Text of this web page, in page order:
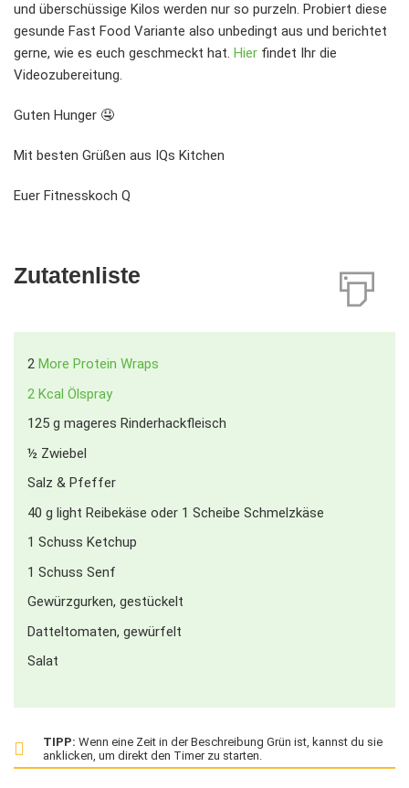
und überschüssige Kilos werden nur so purzeln. Probiert diese
gesunde Fast Food Variante also unbedingt aus und berichtet
gerne, wie es euch geschmeckt hat. Hier findet Ihr die
Videozubereitung.
Guten Hunger 🤤
Mit besten Grüßen aus IQs Kitchen
Euer Fitnesskoch Q
Zutatenliste
2 More Protein Wraps
2 Kcal Ölspray
125 g mageres Rinderhackfleisch
½ Zwiebel
Salz & Pfeffer
40 g light Reibekäse oder 1 Scheibe Schmelzkäse
1 Schuss Ketchup
1 Schuss Senf
Gewürzgurken, gestückelt
Datteltomaten, gewürfelt
Salat
TIPP: Wenn eine Zeit in der Beschreibung Grün ist, kannst du sie
anklicken, um direkt den Timer zu starten.